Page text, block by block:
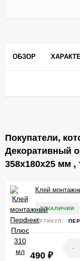
ОБЗОР
Покупатели,
Декоративный
358х180х25 мм ,
Клей
В НАЛИЧИИ
АРТИКУЛ:
490 ₽
-